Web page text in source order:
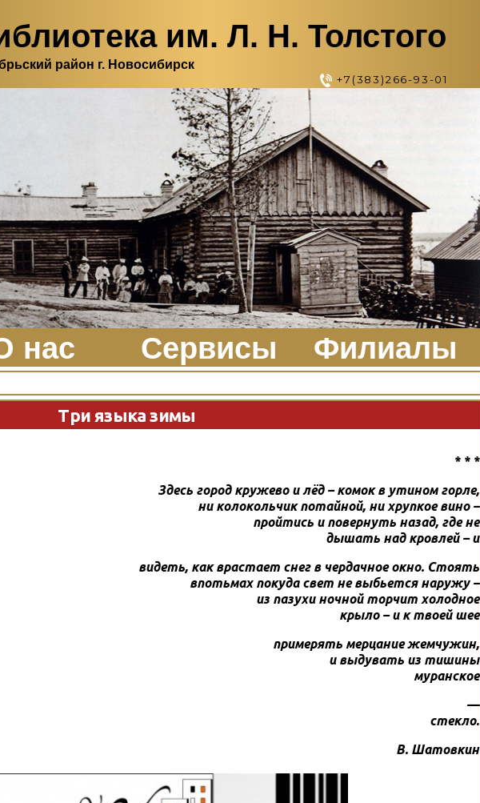
им. Л. Н. Толстого
район г. Новосибирск
+7(383)266-93-01
нас Сервисы Филиалы
Три языка зимы
* * *
Здесь город кружево и лёд – комок в утином горле,
ни колокольчик потайной, ни хрупкое вино –
пройтись и повернуть назад, где не
дышать над кровлей – и
видеть, как врастает снег в чердачное окно. Стоять
впотьмах покуда свет не выбьется наружу –
из пазухи ночной торчит холодное
крыло – и к твоей шее
примерять мерцание жемчужин,
и выдувать из тишины
муранское
—
стекло.
В. Шатовкин